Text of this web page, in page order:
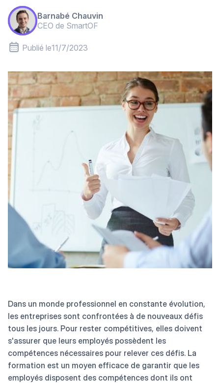
Barnabé Chauvin
CEO de SmartOF
Publié le11/7/2023
Dans un monde professionnel en constante évolution,
les entreprises sont confrontées à de nouveaux défis
tous les jours. Pour rester compétitives, elles doivent
s'assurer que leurs employés possèdent les
compétences nécessaires pour relever ces défis. La
formation est un moyen efficace de garantir que les
employés disposent des compétences dont ils ont